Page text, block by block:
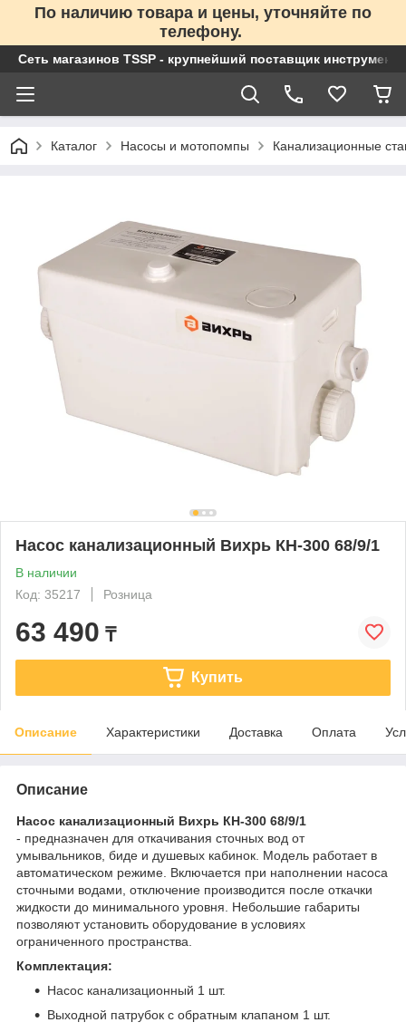
По наличию товара и цены, уточняйте по
телефону.
Сеть магазинов TSSP - крупнейший поставщик
Каталог Насосы и мотопомпы Канализационные
Насос канализационный Вихрь КН-300 68/9/1
В наличии
Код: 35217
Розница
63 490 ₸
Купить
Описание Характеристики Доставка Оплата
Описание
Насос канализационный Вихрь КН-300 68/9/1
- предназначен для откачивания сточных вод от
умывальников, биде и душевых кабинок. Модель работает в
автоматическом режиме. Включается при наполнении насоса
сточными водами, отключение производится после откачки
жидкости до минимального уровня. Небольшие габариты
позволяют установить оборудование в условиях
ограниченного пространства.
Комплектация:
Насос канализационный 1 шт.
Выходной патрубок с обратным клапаном 1 шт.